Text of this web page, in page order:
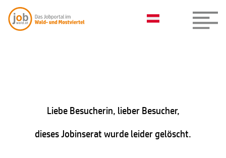
Liebe Besucherin, lieber Besucher,
dieses Jobinserat wurde leider gelöscht.